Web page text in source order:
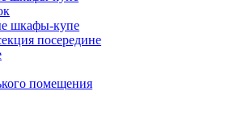
шкафы-купе
посередине
помещения